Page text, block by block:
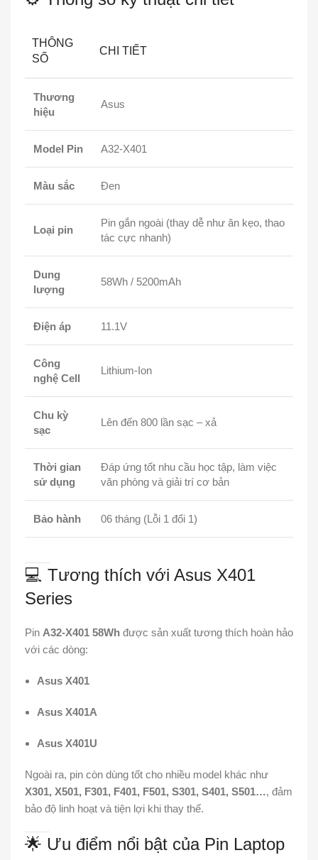
THÔNG
SỐ
CHI TIẾT
Thương
hiệu
Asus
Model Pin A32-X401
Màu sắc Đen
Loại pin
Pin gắn ngoài (thay dễ như ăn kẹo, thao
tác cực nhanh)
Dung
lượng
58Wh / 5200mAh
Điện áp 11.1V
Công
nghệ Cell
Lithium-Ion
Chu kỳ
sạc
Lên đến 800 lần sạc – xả
Thời gian
sử dụng
Đáp ứng tốt nhu cầu học tập, làm việc
văn phòng và giải trí cơ bản
Bảo hành 06 tháng (Lỗi 1 đổi 1)
💻 Tương thích với Asus X401
Series
Pin A32-X401 58Wh được sản xuất tương thích hoàn hảo
với các dòng:
Asus X401
Asus X401A
Asus X401U
Ngoài ra, pin còn dùng tốt cho nhiều model khác như
X301, X501, F301, F401, F501, S301, S401, S501…, đảm
bảo độ linh hoạt và tiện lợi khi thay thế.
🌟 Ưu điểm nổi bật của Pin Laptop